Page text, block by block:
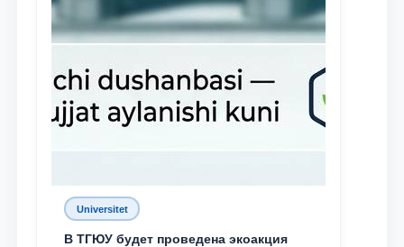
Universitet
В ТГЮУ будет проведена экоакция